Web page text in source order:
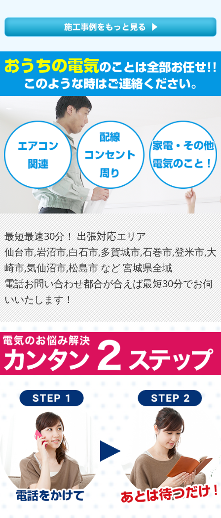
最短最速30分！ 出張対応エリア
仙台市,岩沼市,白石市,多賀城市,石巻市,登米市,大
崎市,気仙沼市,松島市 など 宮城県全域
電話お問い合わせ都合が合えば最短30分でお伺
いいたします！